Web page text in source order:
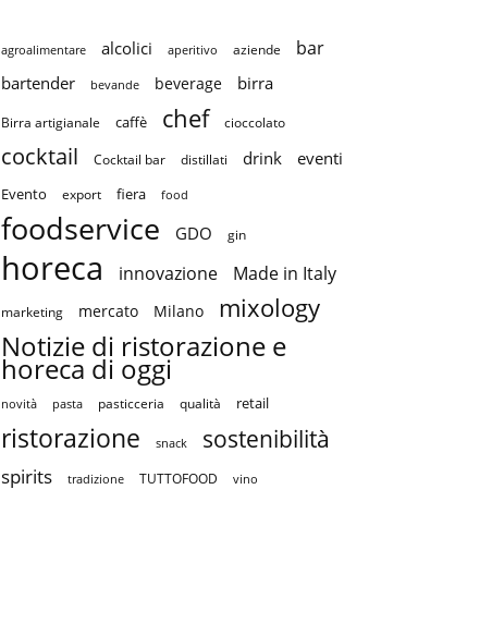
agroalimentare alcolici aperitivo aziende bar
bartender bevande beverage birra
Birra artigianale caffè chef cioccolato
cocktail Cocktail bar distillati drink eventi
Evento export fiera food
foodservice GDO gin
horeca innovazione Made in Italy
marketing mercato Milano mixology
Notizie di ristorazione e
horeca di oggi
novità pasta pasticceria qualità retail
ristorazione snack sostenibilità
spirits tradizione TUTTOFOOD vino